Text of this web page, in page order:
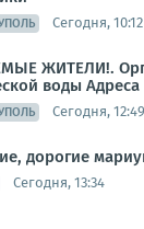
Сегодня, 10:12
ЖИТЕЛИ!.
воды Адреса
Сегодня, 12:49
дорогие
Сегодня, 13:34